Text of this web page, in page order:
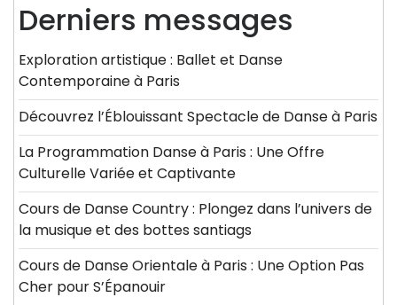
Derniers messages
Exploration artistique : Ballet et Danse
Contemporaine à Paris
Découvrez l’Éblouissant Spectacle de Danse à Paris
La Programmation Danse à Paris : Une Offre
Culturelle Variée et Captivante
Cours de Danse Country : Plongez dans l’univers de
la musique et des bottes santiags
Cours de Danse Orientale à Paris : Une Option Pas
Cher pour S’Épanouir